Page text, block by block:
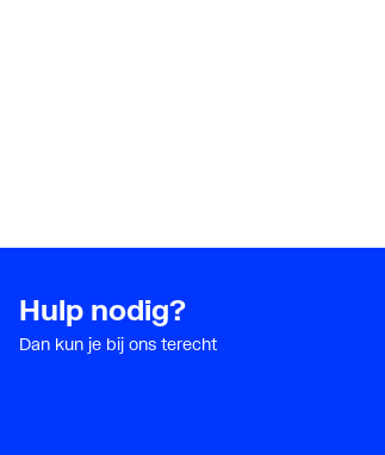
Hulp nodig?
Dan kun je bij ons terecht